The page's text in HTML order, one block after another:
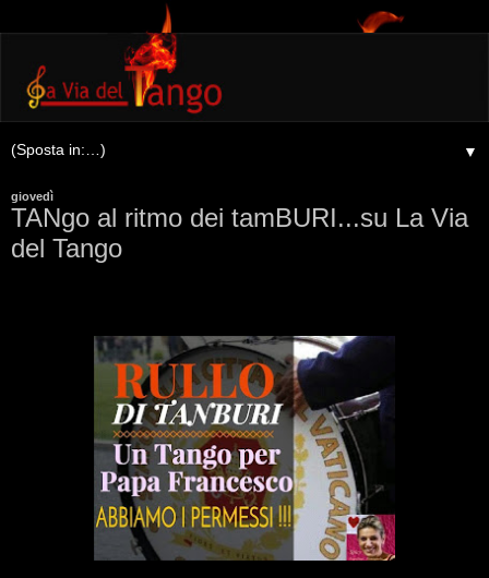
▼
giovedì
TANgo al ritmo dei tamBURI...su La Via
del Tango